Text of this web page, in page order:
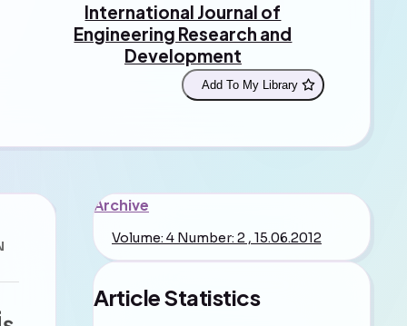
International Journal of
Engineering Research and
Development
Add To My Library
Archive
Volume: 4 Number: 2 , 15.06.2012
Article Statistics